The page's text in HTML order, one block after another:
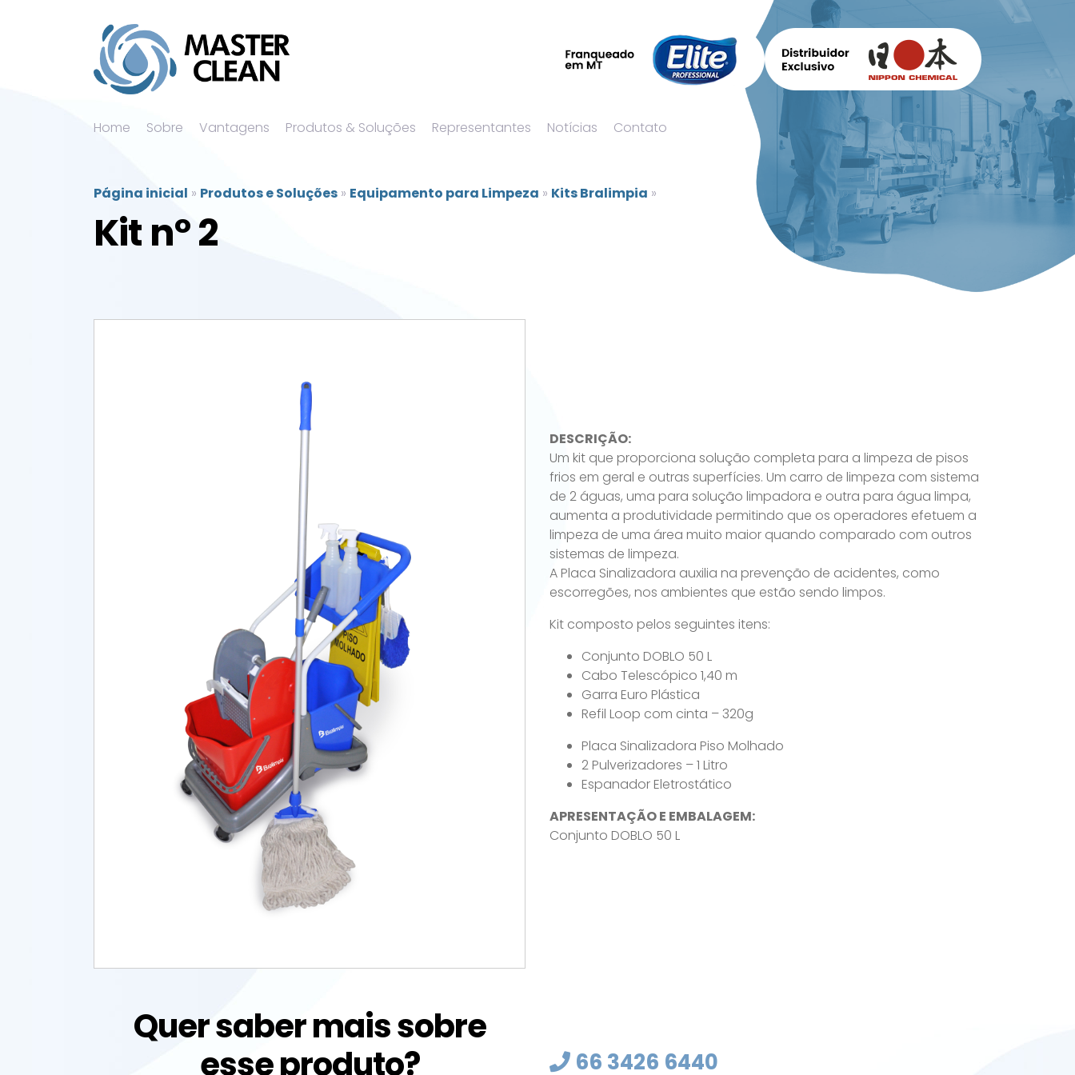
Home Sobre Vantagens Produtos & Soluções Representantes Notícias Contato
Página inicial » Produtos e Soluções » Equipamento para Limpeza » Kits Bralimpia »
Kit nº 2
DESCRIÇÃO:
Um kit que proporciona solução completa para a limpeza de pisos
frios em geral e outras superfícies. Um carro de limpeza com sistema
de 2 águas, uma para solução limpadora e outra para água limpa,
aumenta a produtividade permitindo que os operadores efetuem a
limpeza de uma área muito maior quando comparado com outros
sistemas de limpeza.
A Placa Sinalizadora auxilia na prevenção de acidentes, como
escorregões, nos ambientes que estão sendo limpos.
Kit composto pelos seguintes itens:
Conjunto DOBLO 50 L
Cabo Telescópico 1,40 m
Garra Euro Plástica
Refil Loop com cinta – 320g
Placa Sinalizadora Piso Molhado
2 Pulverizadores – 1 Litro
Espanador Eletrostático
APRESENTAÇÃO E EMBALAGEM:
Conjunto DOBLO 50 L
Quer saber mais sobre
esse produto?
66 3426 6440